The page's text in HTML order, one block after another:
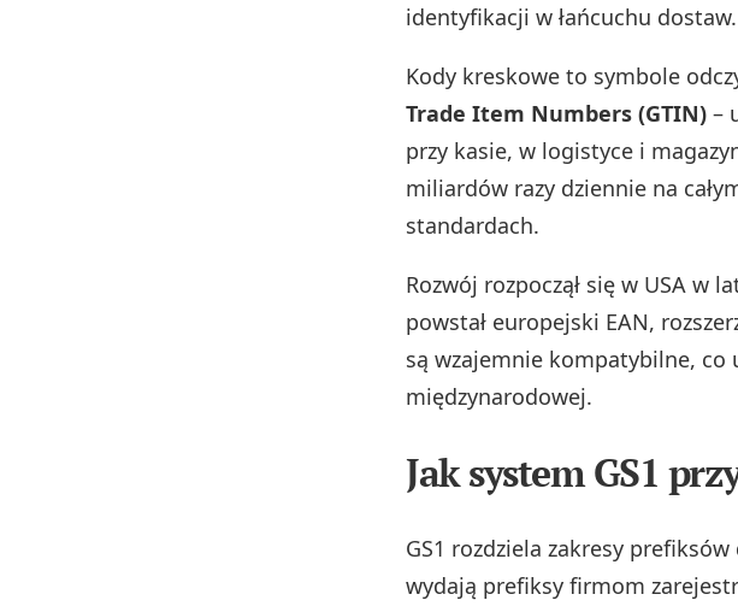
identyfikacji w łańcuchu dostaw.
Kody kreskowe to symbole
Trade Item Numbers (GTIN) –
przy kasie, w logistyce i
miliardów razy dziennie na
standardach.
Rozwój rozpoczął się w USA w
powstał europejski EAN,
są wzajemnie kompatybilne, co
międzynarodowej.
Jak system GS1
GS1 rozdziela zakresy
wydają prefiksy firmom